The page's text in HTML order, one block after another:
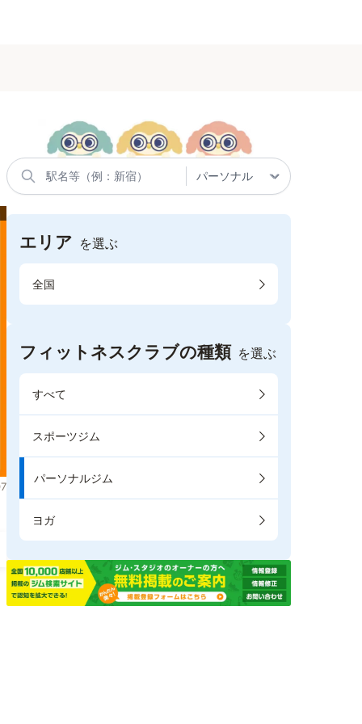
エリア を選ぶ
全国
フィットネスクラブの種類 を選ぶ
すべて
スポーツジム
パーソナルジム
ヨガ